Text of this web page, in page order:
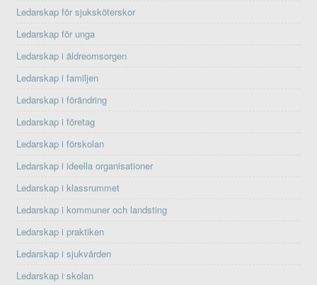
Ledarskap för sjuksköterskor
Ledarskap för unga
Ledarskap i äldreomsorgen
Ledarskap i familjen
Ledarskap i förändring
Ledarskap i företag
Ledarskap i förskolan
Ledarskap i ideella organisationer
Ledarskap i klassrummet
Ledarskap i kommuner och landsting
Ledarskap i praktiken
Ledarskap i sjukvården
Ledarskap i skolan